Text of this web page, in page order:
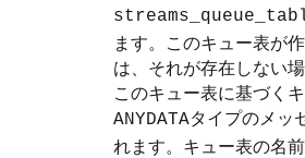
ます。このキュー表が
は、それが存在しない場
このキュー表に基づくキ
ANYDATAタイプのメッ
れます。キュー表の名